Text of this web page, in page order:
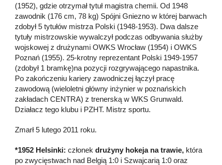
(1952), gdzie otrzymał tytuł magistra chemii. Od 1948
zawodnik (176 cm, 78 kg) Spójni Gniezno w której barwach
zdobył 5 tytułów mistrza Polski (1948-1953). Dwa dalsze
tytuły mistrzowskie wywalczył podczas odbywania służby
wojskowej z drużynami OWKS Wrocław (1954) i OWKS
Poznań (1955). 25-krotny reprezentant Polski 1949-1957
(zdobył 1 bramkę)na pozycji rozgrywającego napastnika.
Po zakończeniu kariery zawodniczej łączył pracę
zawodową (wieloletni główny inżynier w poznańskich
zakładach CENTRA) z trenerską w WKS Grunwald.
Działacz tego klubu i PZHT. Mistrz sportu.
Zmarł 5 lutego 2011 roku.
*1952 Helsinki: członek drużyny hokeja na trawie, która
po zwycięstwach nad Belgią 1:0 i Szwajcarią 1:0 oraz